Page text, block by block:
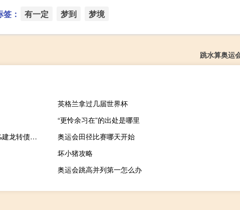
： 有一定 梦到 梦境
跳水算奥运
英格兰拿过几届世界杯
“更怜余习在”的出处是哪里
中证转债指数开盘上涨0.06%N星球转涨30%亚康转债涨近6%建龙转债跌0.43%
奥运会田径比赛哪天开始
坏小猪攻略
奥运会跳高并列第一怎么办